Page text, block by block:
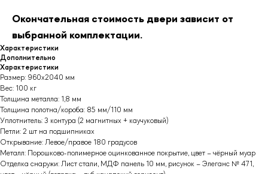
Окончательная стоимость двери зависит от
выбранной комплектации.
Характеристики
Дополнительно
Характеристики
Размер: 960х2040 мм
Вес: 100 кг
Толщина металла: 1,8 мм
Толщина полотна/короба: 85 мм/110 мм
Уплотнитель: 3 контура (2 магнитных + каучуковый)
Петли: 2 шт на подшипниках
Открывание: Левое/правое 180 градусов
Металл: Порошково-полимерное оцинкованное покрытие, цвет – чёрный муар
Отделка снаружи: Лист стали, МДФ панель 10 мм, рисунок – Элеганс № 471,